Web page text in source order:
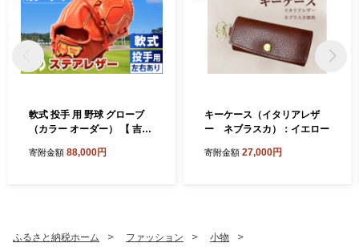
軟式 投手 用 野球 グローブ
（カラー オーダー） 【 吉川
人 成人 右投げ グラブ プレゼ
寄附金額 88,000円
キーケース（イタリアレザ
ー ネブラスカ）：イエロー
寄附金額 27,000円
ふるさと納税ホーム ファッション 小物